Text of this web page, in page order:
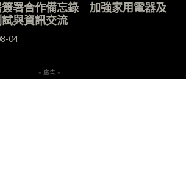
簽署合作備忘錄 加強家用電器及
與資訊交流
04
- 廣告 -